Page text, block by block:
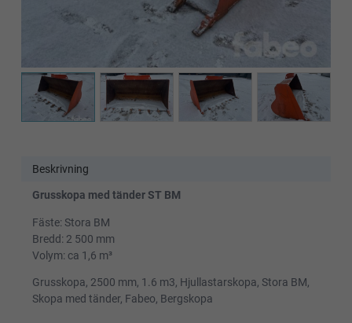
Beskrivning
Grusskopa med tänder ST BM
Fäste: Stora BM
Bredd: 2 500 mm
Volym: ca 1,6 m³
Grusskopa, 2500 mm, 1.6 m3, Hjullastarskopa, Stora BM,
Skopa med tänder, Fabeo, Bergskopa